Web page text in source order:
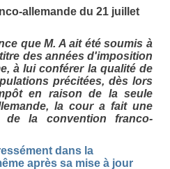
allemande du 21 juillet
que M. A ait été soumis à
des années d'imposition
à lui conférer la qualité de
précitées, dès lors
en raison de la seule
la cour a fait une
de la convention franco-
dans la
après sa mise à jour